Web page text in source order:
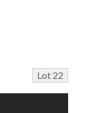
Lot 22